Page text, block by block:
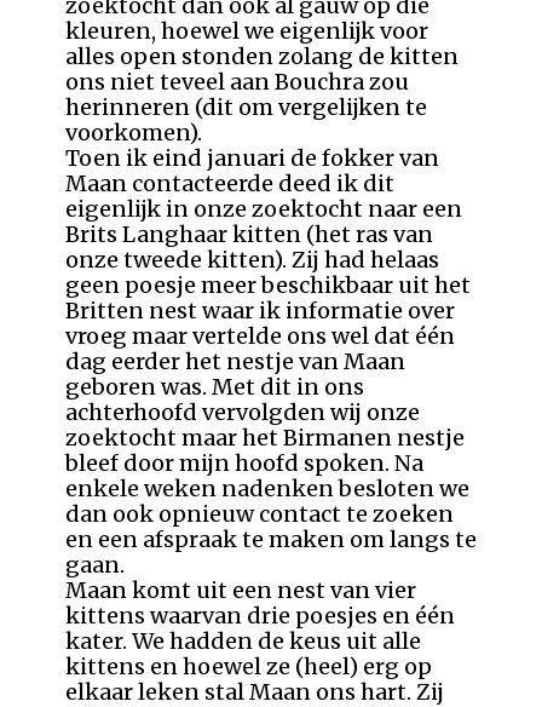
kleuren, hoewel we eigenlijk voor
alles open stonden zolang de kitten
ons niet teveel aan Bouchra zou
herinneren (dit om vergelijken te
voorkomen).
Toen ik eind januari de fokker van
Maan contacteerde deed ik dit
eigenlijk in onze zoektocht naar een
Brits Langhaar kitten (het ras van
onze tweede kitten). Zij had helaas
geen poesje meer beschikbaar uit het
Britten nest waar ik informatie over
vroeg maar vertelde ons wel dat één
dag eerder het nestje van Maan
geboren was. Met dit in ons
achterhoofd vervolgden wij onze
zoektocht maar het Birmanen nestje
bleef door mijn hoofd spoken. Na
enkele weken nadenken besloten we
dan ook opnieuw contact te zoeken
en een afspraak te maken om langs te
gaan.
Maan komt uit een nest van vier
kittens waarvan drie poesjes en één
kater. We hadden de keus uit alle
kittens en hoewel ze (heel) erg op
elkaar leken stal Maan ons hart. Zij